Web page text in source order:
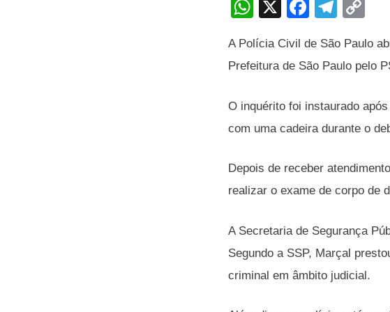
W
at
s
A
p
p
X
F
c
e
b
o
o
k
T
e
gr
m
p
y
Li
n
k
A Polícia Civil de São Paulo
Prefeitura de São Paulo pelo
O inquérito foi instaurado
com uma cadeira durante o
Depois de receber
realizar o exame de corpo de
A Secretaria de Segurança
Segundo a SSP, Marçal
criminal em âmbito judicial.